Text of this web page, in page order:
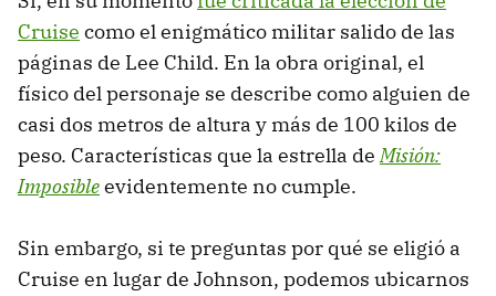
Cruise como el enigmático militar salido de las
páginas de Lee Child. En la obra original, el
físico del personaje se describe como alguien de
casi dos metros de altura y más de 100 kilos de
peso. Características que la estrella deMisión:
Imposibleevidentemente no cumple.
Sin embargo, si te preguntas por qué se eligió a
Cruise en lugar de Johnson, podemos ubicarnos